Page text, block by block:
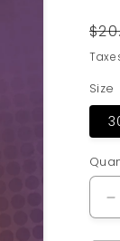
Prix
Size